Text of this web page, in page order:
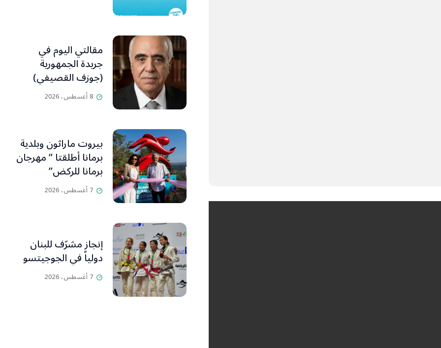
مقالتي اليوم في
جريدة الجمهورية
(جوزف القصيفي)
8 أغسطس، 2026
بيروت ماراثون وبلدية
برمانا أطلقتا ” مهرجان
برمانا للركض”
7 أغسطس، 2026
إنجاز مشرّف للبنان
دولياً في الجوجيتسو
7 أغسطس، 2026